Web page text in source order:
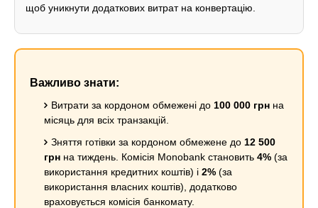
щоб уникнути додаткових витрат на конвертацію.
Важливо знати:
Витрати за кордоном обмежені до 100 000 грн на
місяць для всіх транзакцій.
Зняття готівки за кордоном обмежене до 12 500
грн на тиждень. Комісія Monobank становить 4% (за
використання кредитних коштів) і 2% (за
використання власних коштів), додатково
враховується комісія банкомату.